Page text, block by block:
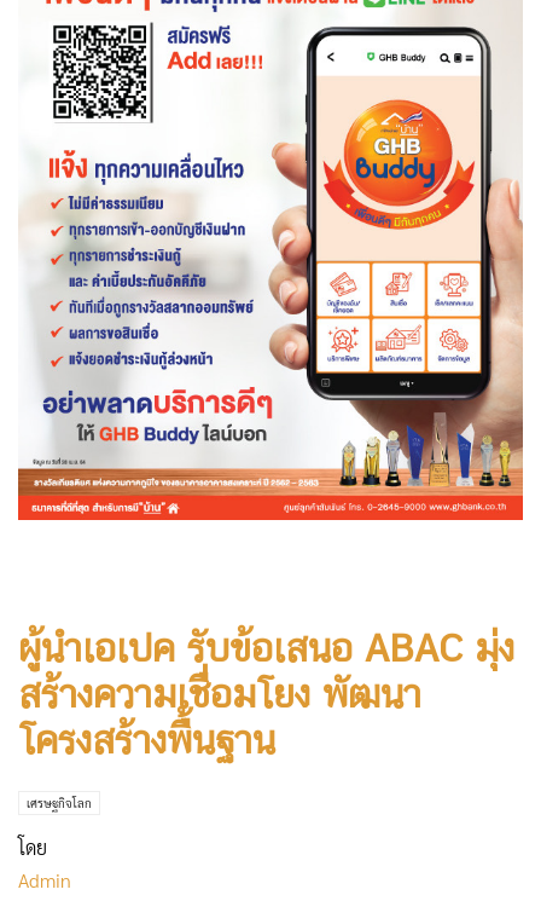
ผู้นำเอเปค รับข้อเสนอ ABAC มุ่ง
สร้างความเชื่อมโยง พัฒนา
โครงสร้างพื้นฐาน
เศรษฐกิจโลก
โดย
Admin